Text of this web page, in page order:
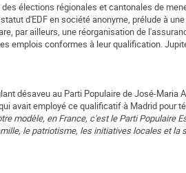
élections régionales et cantonales de
d'EDF en société anonyme, prélude à
par ailleurs, une réorganisation de
emplois conformes à leur qualification.
désaveu au Parti Populaire de José-Maria
avait employé ce qualificatif à Madrid pour
modèle, en France, c'est le Parti Populaire
le patriotisme, les initiatives locales et la